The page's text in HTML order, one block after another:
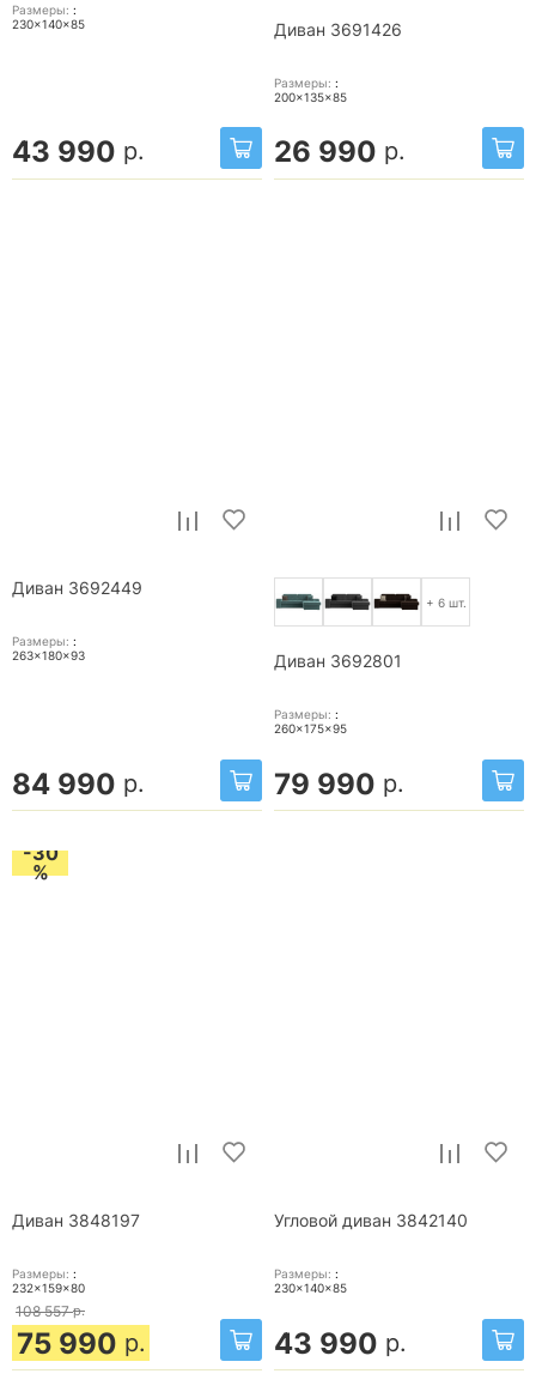
Размеры: :
230x140x85
43 990 р.
Диван 3691426
Размеры: :
200x135x85
26 990 р.
Диван 3692449
Размеры: :
263x180x93
84 990 р.
+ 6 шт.
Диван 3692801
Размеры: :
260x175x95
79 990 р.
-30
%
Диван 3848197
Размеры: :
232x159x80
108 557 р.
75 990 р.
Угловой диван 3842140
Размеры: :
230x140x85
43 990 р.